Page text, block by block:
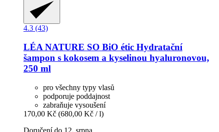
4.3 (43)
LÉA NATURE SO BiO étic Hydratační
šampon s kokosem a kyselinou hyaluronovou,
250 ml
pro všechny typy vlasů
podporuje poddajnost
zabraňuje vysoušení
170,00 Kč (680,00 Kč / l)
Doručení do 12. srpna